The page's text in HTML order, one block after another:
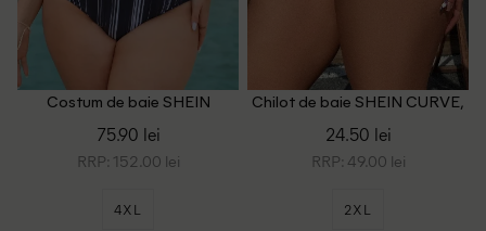
Costum de baie SHEIN
75.90 lei
RRP: 152.00 lei
4XL
Chilot de baie SHEIN CURVE,
24.50 lei
RRP: 49.00 lei
2XL